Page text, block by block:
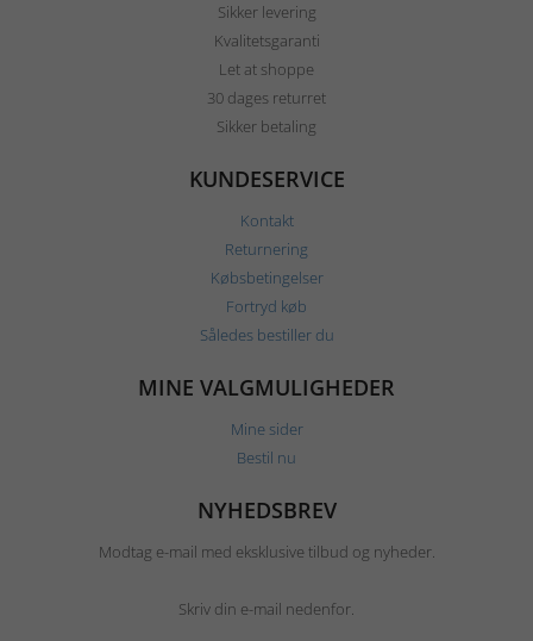
Sikker levering
Kvalitetsgaranti
Let at shoppe
30 dages returret
Sikker betaling
KUNDESERVICE
Kontakt
Returnering
Købsbetingelser
Fortryd køb
Således bestiller du
MINE VALGMULIGHEDER
Mine sider
Bestil nu
NYHEDSBREV
Modtag e-mail med eksklusive tilbud og nyheder.
Skriv din e-mail nedenfor.